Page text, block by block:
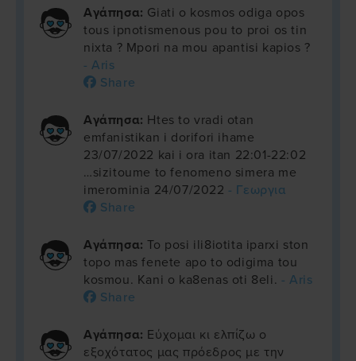
Αγάπησα: Giati o kosmos odiga opos
tous ipnotismenous pou to proi os tin
nixta ? Mpori na mou apantisi kapios ?
- Aris
Share
Αγάπησα: Htes to vradi otan
emfanistikan i dorifori ihame
23/07/2022 kai i ora itan 22:01-22:02
…sizitoume to fenomeno simera me
imerominia 24/07/2022 - Γεωργια
Share
Αγάπησα: To posi ili8iotita iparxi ston
topo mas fenete apo to odigima tou
kosmou. Kani o ka8enas oti 8eli. - Aris
Share
Αγάπησα: Εύχομαι κι ελπίζω ο
εξοχότατος μας πρόεδρος με την